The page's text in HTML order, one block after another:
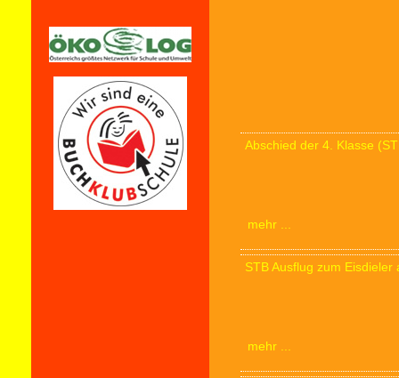
Abschied der 4. Klasse
mehr ...
STB Ausflug zum Eisdieler
mehr ...